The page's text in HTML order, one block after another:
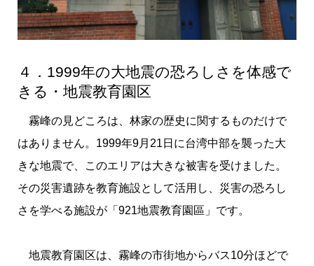
４．1999年の大地震の恐ろしさを体感で
きる・地震教育園区
霧峰の見どころは、林家の歴史に関するものだけで
はありません。1999年9月21日に台湾中部を襲った大
きな地震で、このエリアは大きな被害を受けました。
その災害遺跡を教育施設として活用し、災害の恐ろし
さを学べる施設が「921地震教育園區」です。
地震教育園区は、霧峰の市街地からバス10分ほどで